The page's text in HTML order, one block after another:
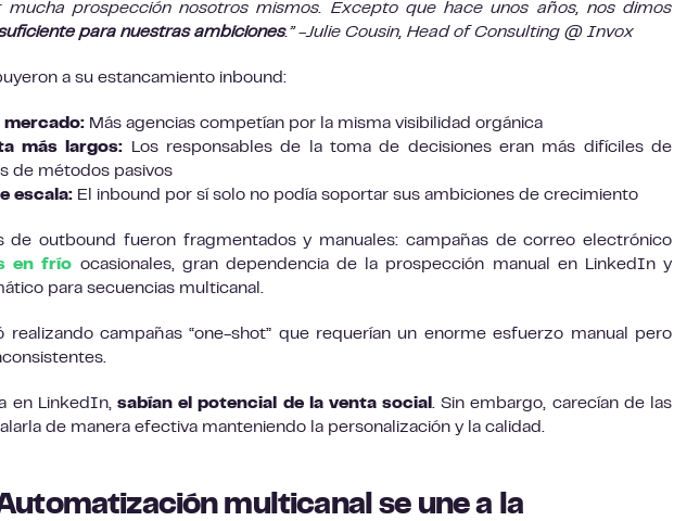
mucha prospección nosotros mismos. Excepto que hace unos años, nos dimos
para nuestras ambiciones.” -Julie Cousin, Head of Consulting @ Invox
a su estancamiento inbound:
mercado: Más agencias competían por la misma visibilidad orgánica
más largos: Los responsables de la toma de decisiones eran más difíciles de
de métodos pasivos
escala: El inbound por sí solo no podía soportar sus ambiciones de crecimiento
de outbound fueron fragmentados y manuales: campañas de correo electrónico
en frío ocasionales, gran dependencia de la prospección manual en LinkedIn y
para secuencias multicanal.
realizando campañas “one-shot” que requerían un enorme esfuerzo manual pero
en LinkedIn, sabían el potencial de la venta social. Sin embargo, carecían de las
de manera efectiva manteniendo la personalización y la calidad.
multicanal se une a la